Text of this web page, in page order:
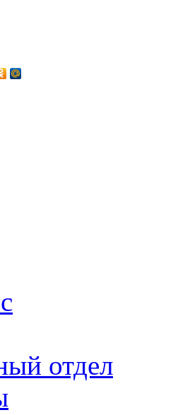
отдел